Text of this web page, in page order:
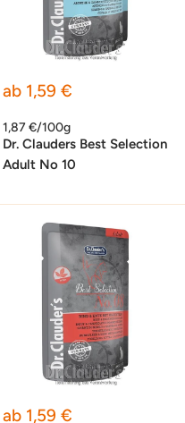
Sonderpreis
ab 1,59 €
1,87 €/100g
Dr. Clauders Best Selection
Adult No 10
Sonderpreis
ab 1,59 €